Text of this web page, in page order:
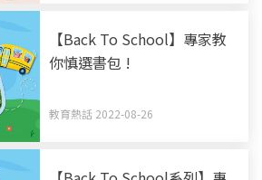
【Back To School】專家教
你慎選書包 !
教育熱話 2022-08-26